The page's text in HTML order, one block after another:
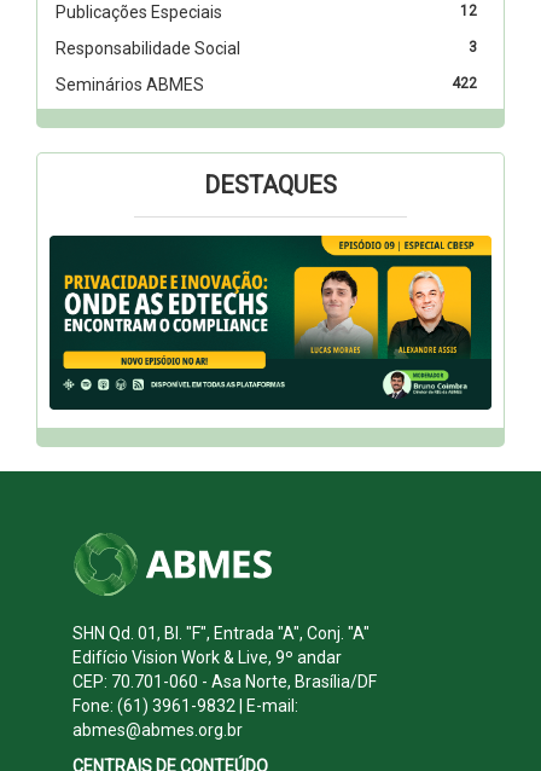
12
Publicações Especiais
3
Responsabilidade Social
422
Seminários ABMES
DESTAQUES
SHN Qd. 01, Bl. "F", Entrada "A", Conj. "A"
Edifício Vision Work & Live, 9º andar
CEP: 70.701-060 - Asa Norte, Brasília/DF
Fone: (61) 3961-9832 | E-mail:
abmes@abmes.org.br
CENTRAIS DE CONTEÚDO